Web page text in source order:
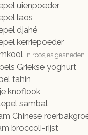
uienpoeder
laos
djahé
kerriepoeder
in roosjes gesneden
Griekse yoghurt
tahin
knoflook
sambal
Chinese
broccoli-rijst